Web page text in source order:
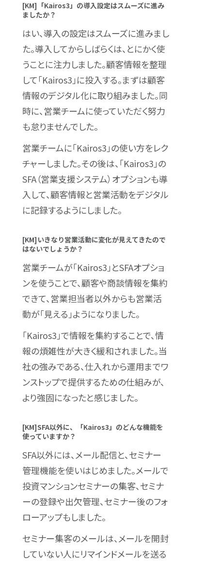
[KM]「Kairos3」の導入設定はスムーズに進み
ましたか？
はい、導入の設定はスムーズに進みまし
た。導入してからしばらくは、とにかく使
うことに注力しました。顧客情報を整理
して「Kairos3」に投入する。まずは顧客
情報のデジタル化に取り組みました。同
時に、営業チームに使っていただく努力
も怠りませんでした。
営業チームに「Kairos3」の使い方をレク
チャーしました。その後は、「Kairos3」の
SFA（営業支援システム）オプションも導
入して、顧客情報と営業活動をデジタル
に記録するようにしました。
[KM]いきなり営業活動に変化が見えてきたので
はないでしょうか？
営業チームが「Kairos3」とSFAオプショ
ンを使うことで、顧客や商談情報を集約
できて、営業担当者以外からも営業活
動が「見える」ようになりました。
「Kairos3」で情報を集約することで、情
報の煩雑性が大きく緩和されました。当
社の強みである、仕入れから運用までワ
ンストップで提供するための仕組みが、
より強固になったと感じました。
[KM]SFA以外に、「Kairos3」のどんな機能を
使っていますか？
SFA以外には、メール配信と、セミナー
管理機能を使いはじめました。メールで
投資マンションセミナーの集客、セミナ
ーの登録や出欠管理、セミナー後のフォ
ローアップもしました。
セミナー集客のメールは、メールを開封
していない人にリマインドメールを送る